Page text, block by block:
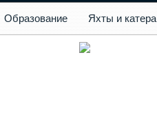
Образование Яхты и катера